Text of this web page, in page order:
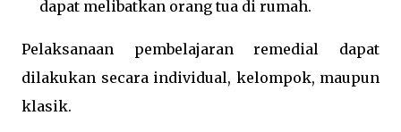
dapat melibatkan orang tua di rumah.
Pelaksanaan pembelajaran remedial dapat
dilakukan secara individual, kelompok, maupun
klasik.